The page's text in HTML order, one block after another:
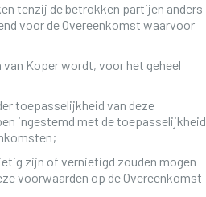
tenzij de betrokken partijen anders
voor de Overeenkomst waarvoor
Koper wordt, voor het geheel
toepasselijkheid van deze
ingestemd met de toepasselijkheid
zijn of vernietigd zouden mogen
voorwaarden op de Overeenkomst